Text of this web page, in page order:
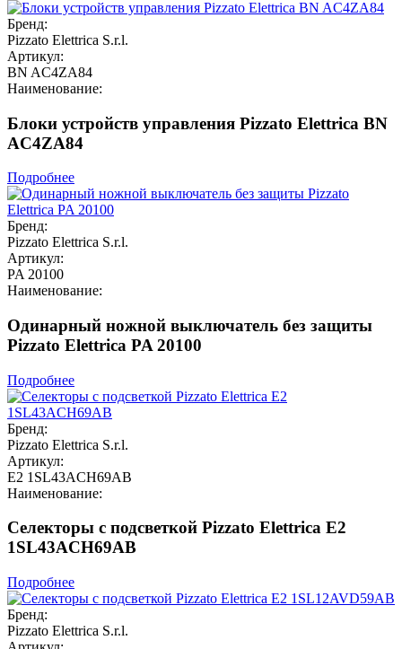
Бренд:
Pizzato Elettrica S.r.l.
Артикул:
BN AC4ZA84
Наименование:
Блоки устройств управления Pizzato Elettrica BN
AC4ZA84
Подробнее
Бренд:
Pizzato Elettrica S.r.l.
Артикул:
PA 20100
Наименование:
Одинарный ножной выключатель без защиты
Pizzato Elettrica PA 20100
Подробнее
Бренд:
Pizzato Elettrica S.r.l.
Артикул:
E2 1SL43ACH69AB
Наименование:
Селекторы с подсветкой Pizzato Elettrica E2
1SL43ACH69AB
Подробнее
Бренд:
Pizzato Elettrica S.r.l.